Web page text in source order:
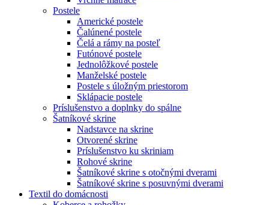
Postele
Americké postele
Čalúnené postele
Čelá a rámy na posteľ
Futónové postele
Jednolôžkové postele
Manželské postele
Postele s úložným priestorom
Sklápacie postele
Príslušenstvo a doplnky do spálne
Šatníkové skrine
Nadstavce na skrine
Otvorené skrine
Príslušenstvo ku skriniam
Rohové skrine
Šatníkové skrine s otočnými dverami
Šatníkové skrine s posuvnými dverami
Textil do domácnosti